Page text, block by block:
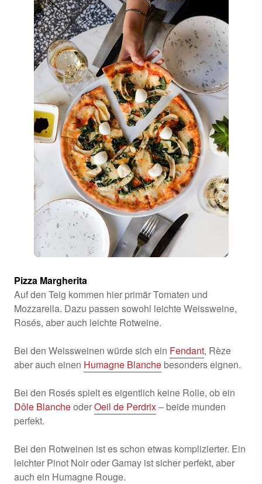
Pizza Margherita
Auf den Teig kommen hier primär Tomaten und
Mozzarella. Dazu passen sowohl leichte Weissweine,
Rosés, aber auch leichte Rotweine.
Bei den Weissweinen würde sich ein Fendant, Rèze
aber auch einen Humagne Blanche besonders eignen.
Bei den Rosés spielt es eigentlich keine Rolle, ob ein
Dôle BlancheoderOeil de Perdrix– beide munden
perfekt.
Bei den Rotweinen ist es schon etwas komplizierter. Ein
leichter Pinot Noir oder Gamay ist sicher perfekt, aber
auch ein Humagne Rouge.